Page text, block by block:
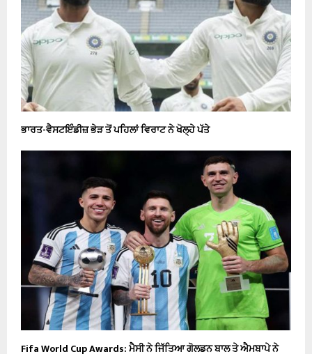
ਭਾਰਤ-ਵੈਸਟਇੰਡੀਜ਼ ਭੇੜ ਤੋਂ ਪਹਿਲਾਂ ਵਿਰਾਟ ਨੇ ਖੋਲ੍ਹੇ ਪੱਤੇ
Fifa World Cup Awards: ਮੈਸੀ ਨੇ ਜਿੱਤਿਆ ਗੋਲਡਨ ਬਾਲ ਤੇ ਐਮਬਾਪੇ ਨੇ